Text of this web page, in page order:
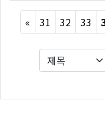
« Previous
31 32 33